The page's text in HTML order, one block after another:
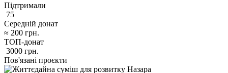
Підтримали
75
Середній донат
≈ 200 грн.
ТОП-донат
3000 грн.
Пов'язані проєкти